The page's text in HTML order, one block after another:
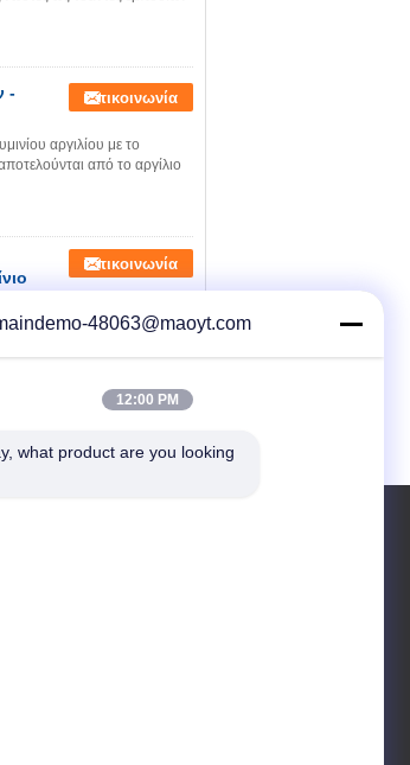
-
Επικοινωνία
αργιλίου με το
από το αργίλιο
Επικοινωνία
τροφίμων με τη Reclosable
αλουμινίου αργιλίου:
48063@maoyt.com
12:00 PM
what product are you looking